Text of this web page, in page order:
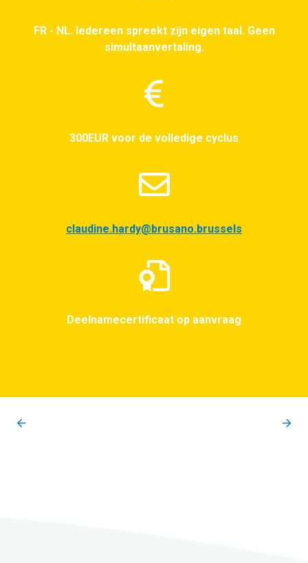
FR - NL. Iedereen spreekt zijn eigen taal. Geen
simultaanvertaling.
300EUR voor de volledige cyclus
claudine.hardy@brusano.brussels
Deelnamecertificaat op aanvraag